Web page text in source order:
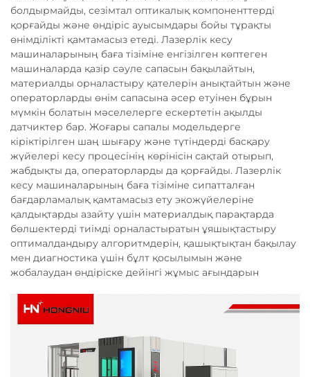
болдырмайды, сезімтал оптикалық компоненттерді
қорғайды және өндіріс ауысымдары бойы тұрақты
өнімділікті қамтамасыз етеді. Лазерлік кесу
машиналарының баға тізіміне енгізілген көптеген
машиналарда қазір сәуле сапасын бақылайтын,
материалды орналастыру қателерін анықтайтын және
операторларды өнім сапасына әсер етуінен бұрын
мүмкін болатын мәселелерге ескертетін ақылды
датчиктер бар. Жоғары сапалы модельдерге
кіріктірілген шаң шығару және түтіндерді басқару
жүйелері кесу процесінің көрінісін сақтай отырып,
жабдықты да, операторларды да қорғайды. Лазерлік
кесу машиналарының баға тізіміне сипатталған
бағдарламалық қамтамасыз ету экожүйелеріне
қалдықтарды азайту үшін материалдық парақтарда
бөлшектерді тиімді орналастыратын ұяшықтастыру
оптималдандыру алгоритмдерін, қашықтықтан бақылау
мен диагностика үшін бұлт қосылымын және
жобалаудан өндіріске дейінгі жұмыс ағындарын